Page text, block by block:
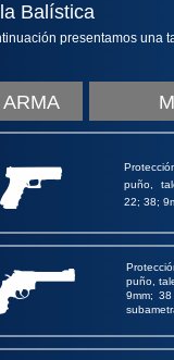
Balística
presentamos una
puño,
22; 38;
puño,
9mm;
ARMA